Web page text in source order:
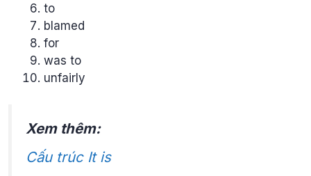
to
blamed
for
was to
unfairly
Xem thêm:
Cấu trúc It is